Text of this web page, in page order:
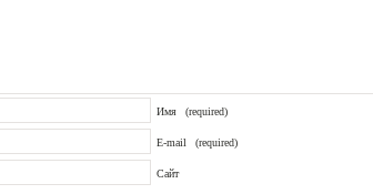
Имя (required)
E-mail (required)
Сайт